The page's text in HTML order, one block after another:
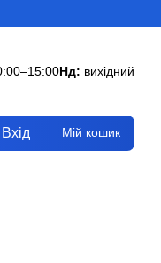
Нд: вихідний
Вхід Мій кошик